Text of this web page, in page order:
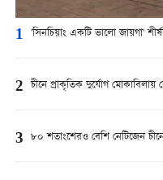
1 'সিনচিয়াং একটি ভালো জায়গা'
2 চীনে প্রাকৃতিক দুর্যোগ
3 ৮০ শতাংশেরও বেশি নেটিজেন